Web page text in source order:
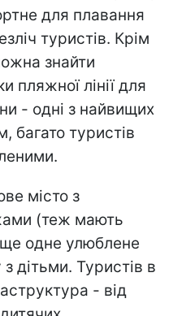
для плавання
туристів. Крім
знайти
пляжної лінії для
- одні з найвищих
багато туристів
місто з
(теж мають
одне улюблене
дітьми. Туристів в
- від